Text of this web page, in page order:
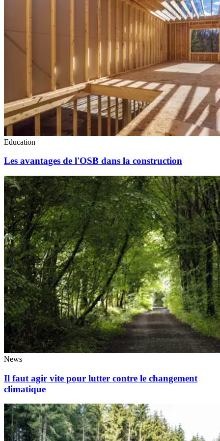
Education
Les avantages de l'OSB dans la construction
News
Il faut agir vite pour lutter contre le changement
climatique